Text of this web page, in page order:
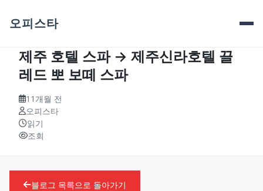
오피스타
제주 호텔 스파 → 제주신라호텔 끌
레드 뽀 보떼 스파
11개월 전
오피스타
읽기
조회
블로그 목록으로 돌아가기